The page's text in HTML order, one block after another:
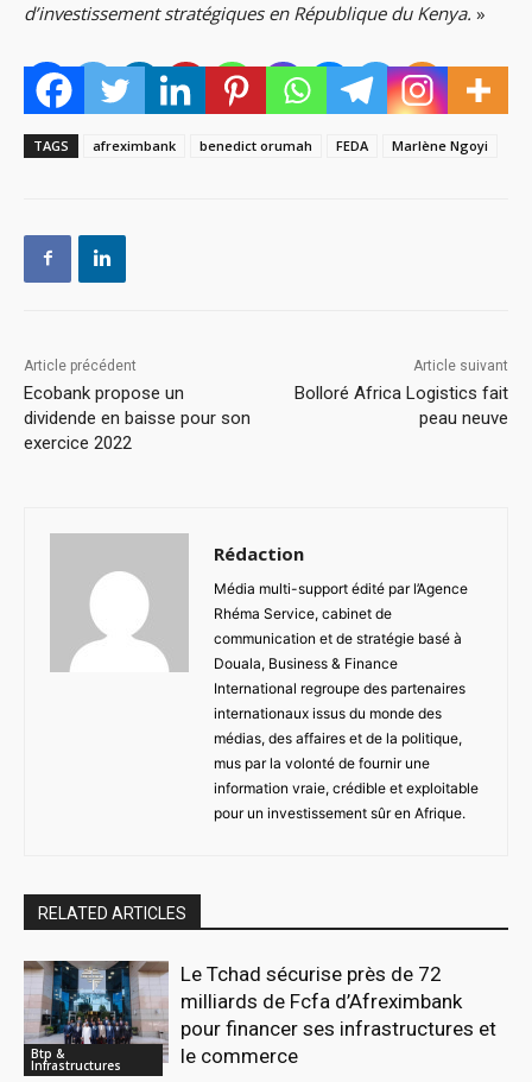
d’investissement stratégiques en République du Kenya. »
TAGS afreximbank benedict orumah FEDA Marlène Ngoyi
Article précédent
Ecobank propose un
dividende en baisse pour son
exercice 2022
Article suivant
Bolloré Africa Logistics fait
peau neuve
Rédaction
Média multi-support édité par l’Agence
Rhéma Service, cabinet de
communication et de stratégie basé à
Douala, Business & Finance
International regroupe des partenaires
internationaux issus du monde des
médias, des affaires et de la politique,
mus par la volonté de fournir une
information vraie, crédible et exploitable
pour un investissement sûr en Afrique.
RELATED ARTICLES
Btp &
Infrastructures
Le Tchad sécurise près de 72
milliards de Fcfa d’Afreximbank
pour financer ses infrastructures et
le commerce